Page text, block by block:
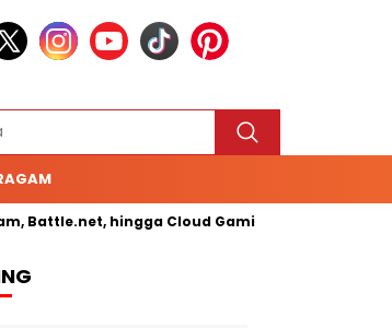
hingga Cloud Gaming